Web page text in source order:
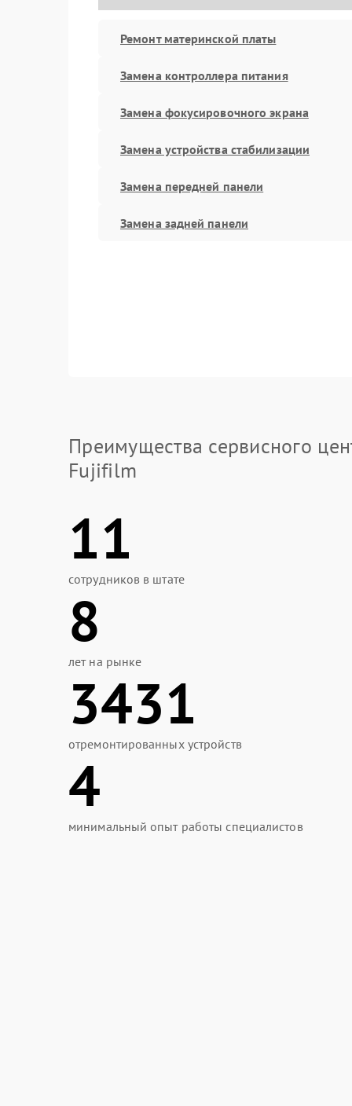
Ремонт материнской платы
Замена контроллера питания
Замена фокусировочного экрана
Замена устройства стабилизации
Замена передней панели
Замена задней панели
Преимущества сервисного
Fujifilm
11
сотрудников в штате
8
лет на рынке
3431
отремонтированных устройств
4
минимальный опыт работы специалистов